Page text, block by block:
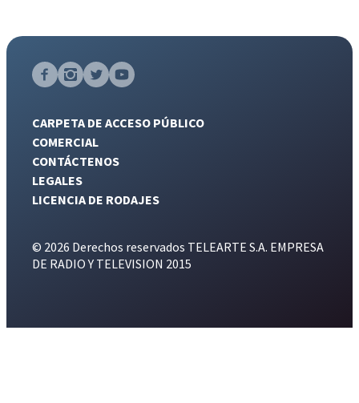
CARPETA DE ACCESO PÚBLICO
COMERCIAL
CONTÁCTENOS
LEGALES
LICENCIA DE RODAJES
© 2026 Derechos reservados TELEARTE S.A. EMPRESA
DE RADIO Y TELEVISION 2015